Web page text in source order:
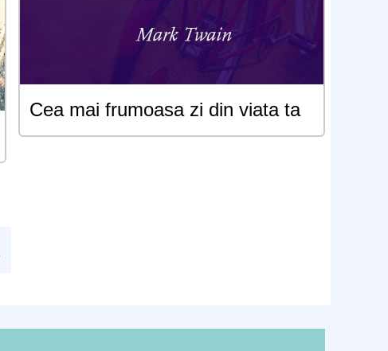
Cea mai frumoasa zi din viata ta